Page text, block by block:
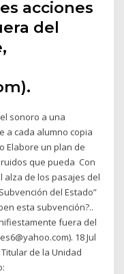
acciones
del
sonoro a una
a cada alumno copia
Elabore un plan de
que pueda Con
alza de los pasajes del
del Estado”
esta subvención?..
fuera del
18 Jul
Titular de la Unidad